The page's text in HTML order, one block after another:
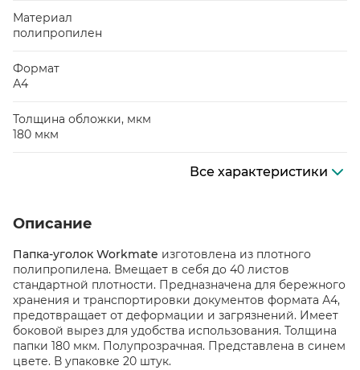
Материал
полипропилен
Формат
А4
Толщина обложки, мкм
180 мкм
Все характеристики
Описание
Папка-уголок Workmate изготовлена из плотного
полипропилена. Вмещает в себя до 40 листов
стандартной плотности. Предназначена для бережного
хранения и транспортировки документов формата А4,
предотвращает от деформации и загрязнений. Имеет
боковой вырез для удобства использования. Толщина
папки 180 мкм. Полупрозрачная. Представлена в синем
цвете. В упаковке 20 штук.